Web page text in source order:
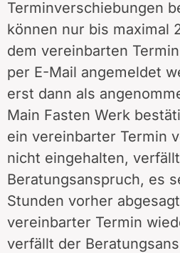
Terminverschiebungen
können nur bis maximal
dem vereinbarten
per E-Mail angemeldet
erst dann als
Main Fasten Werk
ein vereinbarter Termin
nicht eingehalten,
Beratungsanspruch, es
Stunden vorher
vereinbarter Termin
verfällt der